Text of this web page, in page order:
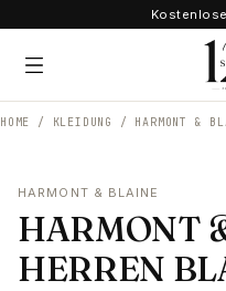
HOME / KLEIDUNG / HARMONT &
HARMONT & BLAINE
HARMONT
HERREN